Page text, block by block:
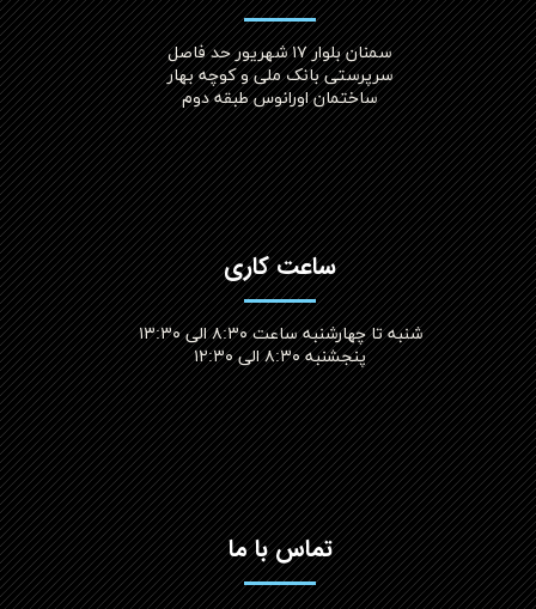
سمنان بلوار ۱۷ شهریور حد فاصل
سرپرستی بانک ملی و کوچه بهار
ساختمان اورانوس طبقه دوم
ساعت کاری
شنبه تا چهارشنبه ساعت ۸:۳۰ الی ۱۳:۳۰
پنجشنبه ۸:۳۰ الی ۱۲:۳۰​​​​​​​
تماس با ما